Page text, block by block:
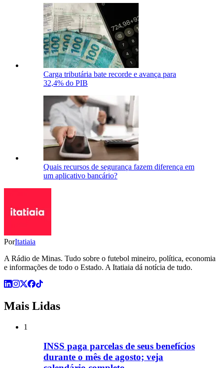
Carga tributária bate recorde e avança para
32,4% do PIB
Quais recursos de segurança fazem diferença em
um aplicativo bancário?
PorItatiaia
A Rádio de Minas. Tudo sobre o futebol mineiro, política, economia
e informações de todo o Estado. A Itatiaia dá notícia de tudo.
Mais Lidas
1
INSS paga parcelas de seus benefícios
durante o mês de agosto; veja